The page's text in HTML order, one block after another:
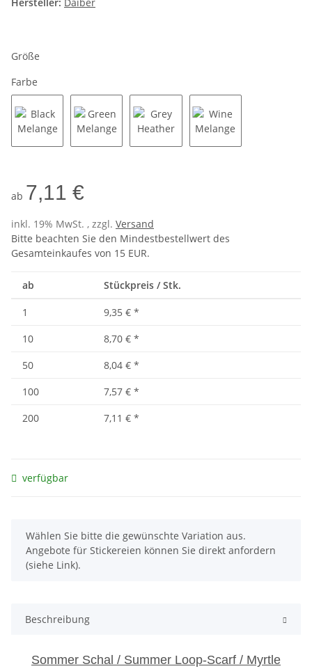
Größe
Farbe
ab 7,11 €
inkl. 19% MwSt. , zzgl. Versand
Bitte beachten Sie den Mindestbestellwert des
Gesamteinkaufes von 15 EUR.
ab Stückpreis / Stk.
1 9,35 € *
10
8,70 € *
50
8,04 € *
100
7,57 € *
200
7,11 € *
verfügbar
x
Wählen Sie bitte die gewünschte Variation aus.
Angebote für Stickereien können Sie direkt anfordern
(siehe Link).
Beschreibung
Sommer Schal / Summer Loop-Scarf / Myrtle